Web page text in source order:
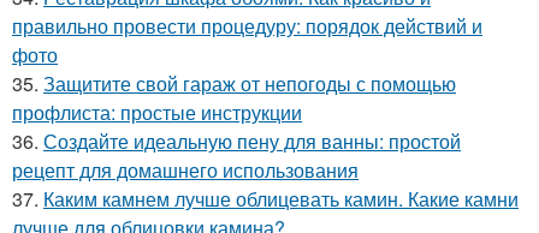
правильно провести процедуру: порядок действий и
фото
35. Защитите свой гараж от непогоды с помощью
профлиста: простые инструкции
36. Создайте идеальную пену для ванны: простой
рецепт для домашнего использования
37. Каким камнем лучше облицевать камин. Какие камни